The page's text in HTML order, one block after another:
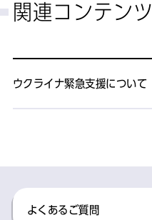
関連コンテンツ
ウクライナ緊急支援について
よくあるご質問​